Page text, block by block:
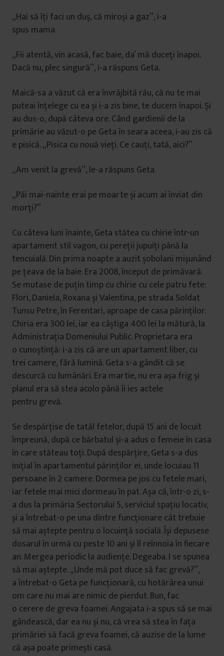
„Hai să îți faci un duș, că miroși a gaz”, i-a
spus mama.
„Fii atentă, vin acasă, fac baie, da’ mă duceți înapoi.
Dacă nu, plec singură”, i-a răspuns Geta.
Maică-sa a văzut că era învrăjbită rău, că nu te mai
puteai înțelege cu ea și i-a zis bine, te ducem înapoi. Și
au dus-o, după câteva ore. Când gardienii de la
primărie au văzut-o pe Geta în seara aceea, i-au zis că
e pisică. „Pisica cu nouă vieți. Ce cauți, tată, aici?”
„Am venit la grevă”, le-a răspuns Geta.
„Păi mai-nainte erai pe moarte și acum ai înviat din
morți?”
Cu câteva luni înainte, Geta stătea cu chirie într-un
apartament stil vagon, cu pereții jupuiți până la
tencuială. Din prima noapte a auzit șobolani mișunând
pe țeava de la baie. Era 2008, început de primăvară.
Se mutase de puțin timp cu chirie cu cele patru fete:
Flori, Daniela, Roxana și Valentina, pe strada Soldat
Tunsu Petre, în Ferentari, aproape de casa părinților.
Chiria era 300 lei, iar ea câștiga 400 lei la mătură, la
Administrația Domeniului Public. Proprietara era
o cunoștință: i-a zis că are un apartament liber, cu
trei camere, fără lumină. Geta s-a gândit că se
descurcă cu lumânări. Era martie, nu era așa frig și
planul era să stea acolo până îi ies actele
pentru grevă.
Se despărțise de tatăl fetelor, după 15 ani de locuit
împreună, după ce bărbatul și-a adus o femeie în casa
în care stăteau toți. După despărțire, Geta s-a dus
inițial în apartamentul părinților ei, unde locuiau 11
persoane în 2 camere. Dormea pe jos cu fetele mari,
iar fetele mai mici dormeau în pat. Așa că, într-o zi, s-
a dus la primăria Sectorului 5, serviciul spațiu locativ,
și a întrebat-o pe una dintre funcționare cât trebuie
să mai aștepte pentru o locuință socială. Își depusese
dosarul în urmă cu peste 10 ani și îl reînnoia în fiecare
an. Mergea periodic la audiențe. Degeaba. I se spunea
să mai aștepte. „Unde mă pot duce să fac grevă?”,
a întrebat-o Geta pe funcționară, cu hotărârea unui
om care nu mai are nimic de pierdut. Bun, fac
o cerere de greva foamei. Angajata i-a spus să se mai
gândească, dar ea nu și nu, că vrea să stea în fața
primăriei să facă greva foamei, că auzise de la lume
că așa poate primești casă.